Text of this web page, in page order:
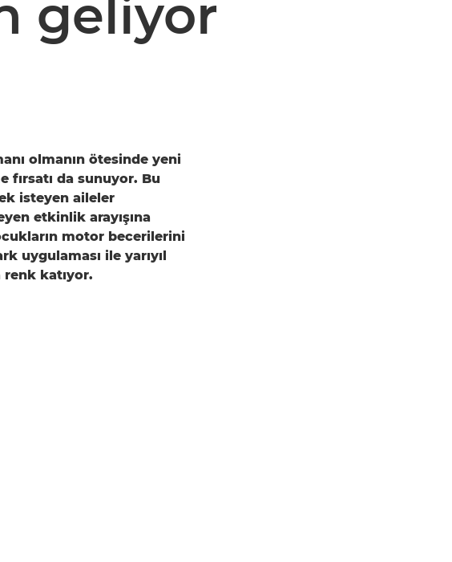
geliyor
olmanın ötesinde yeni
da sunuyor. Bu
isteyen aileler
etkinlik arayışına
motor becerilerini
uygulaması ile yarıyıl
katıyor.